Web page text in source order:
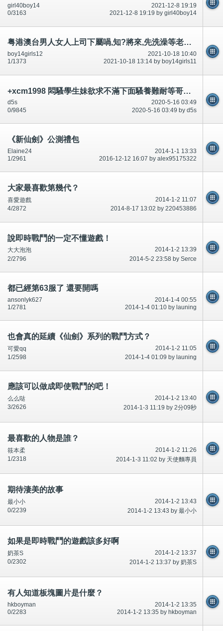
2021-12-8 19:19
girl40boy14
2021-12-8 19:19 by girl40boy14
0/3163
粤港澳台男人女人上司下屬喎,知?將來,先洗澡等老公放工回來大屌閪,大字等於賓周陰莖短小扮勁-公開
2021-10-18 10:40
boy14girls12
2021-10-18 13:14 by boy14girls11
1/1373
+xcm1998 悶騷學生妹欲求不滿下面騷養難耐等哥哥插她小穴穴
2020-5-16 03:49
d5s
2020-5-16 03:49 by d5s
0/9845
《新仙劍》公測禮包
2014-1-1 13:33
Elaine24
2016-12-12 16:07 by alex95175322
1/2961
大家最喜歡第幾代？
2014-1-2 11:07
喜愛遊戲
2014-8-17 13:02 by 220453886
4/2872
說即時戰鬥的一定不懂遊戲！
2014-1-2 13:39
大大泡泡
2014-5-2 23:58 by Serce
2/2796
都已經第63服了 還要開嗎
2014-1-4 00:55
ansonlyk627
2014-1-4 01:10 by launing
1/2781
也會真的延續《仙劍》系列的戰鬥方式？
2014-1-2 11:05
可愛qq
2014-1-4 01:09 by launing
1/2598
應該可以做成即使戰鬥的吧！
2014-1-2 13:40
么么哒
2014-1-3 11:19 by 2分09秒
3/2626
最喜歡的人物是誰？
2014-1-2 11:26
筱本柔
2014-1-3 11:02 by 天使麵專員
1/2318
期待淒美的故事
2014-1-2 13:43
最小小
2014-1-2 13:43 by 最小小
0/2239
如果是即時戰鬥的遊戲該多好啊
2014-1-2 13:37
奶茶S
2014-1-2 13:37 by 奶茶S
0/2302
有人知道板塊圖片是什麼？
2014-1-2 13:35
hkboyman
2014-1-2 13:35 by hkboyman
0/2283